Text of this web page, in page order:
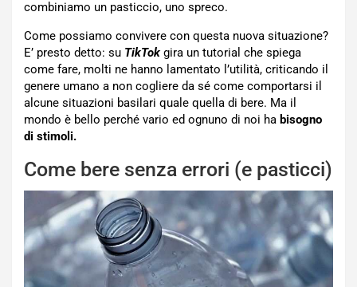
combiniamo un pasticcio, uno spreco.
Come possiamo convivere con questa nuova situazione?
E’ presto detto: su TikTok gira un tutorial che spiega
come fare, molti ne hanno lamentato l’utilità, criticando il
genere umano a non cogliere da sé come comportarsi il
alcune situazioni basilari quale quella di bere. Ma il
mondo è bello perché vario ed ognuno di noi ha bisogno
di stimoli.
Come bere senza errori (e pasticci)